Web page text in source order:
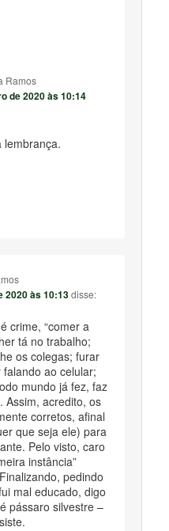
Ramos
de 2020 às 10:14
lembrança.
2020 às 10:13disse:
crime, “comer a
tá no trabalho;
os colegas; furar
ao celular;
mundo já fez, faz
Assim, acredito, os
corretos, afinal
que seja ele) para
Pelo visto, caro
instância”
pedindo
mal educado, digo
pássaro silvestre –